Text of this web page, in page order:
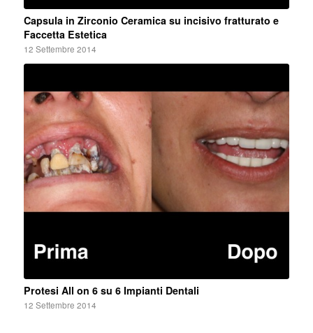
Capsula in Zirconio Ceramica su incisivo fratturato e
Faccetta Estetica
12 Settembre 2014
Protesi All on 6 su 6 Impianti Dentali
12 Settembre 2014